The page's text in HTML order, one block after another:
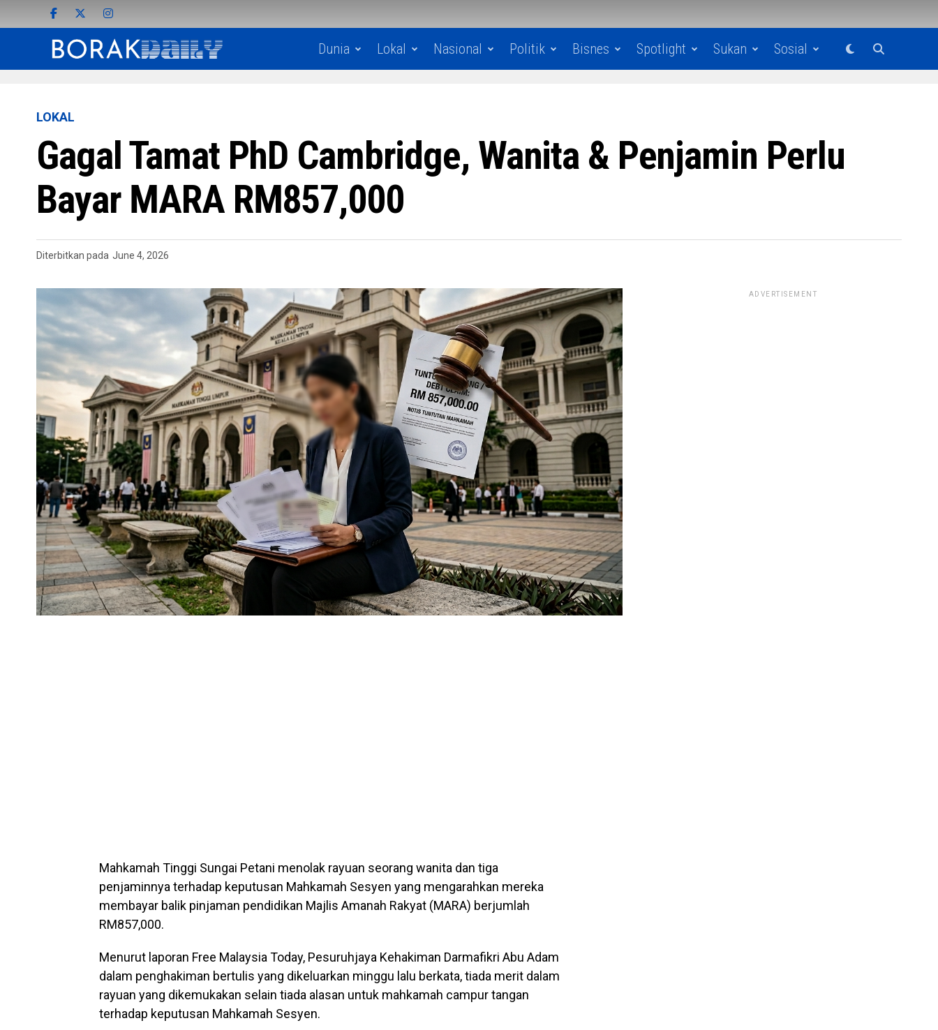
Dunia Lokal Nasional Politik Bisnes Spotlight Sukan Sosial
LOKAL
Gagal Tamat PhD Cambridge, Wanita & Penjamin Perlu
Bayar MARA RM857,000
Diterbitkan pada June 4, 2026
Mahkamah Tinggi Sungai Petani menolak rayuan seorang wanita dan tiga
penjaminnya terhadap keputusan Mahkamah Sesyen yang mengarahkan mereka
membayar balik pinjaman pendidikan Majlis Amanah Rakyat (MARA) berjumlah
RM857,000.
Menurut laporan Free Malaysia Today, Pesuruhjaya Kehakiman Darmafikri Abu Adam
dalam penghakiman bertulis yang dikeluarkan minggu lalu berkata, tiada merit dalam
rayuan yang dikemukakan selain tiada alasan untuk mahkamah campur tangan
terhadap keputusan Mahkamah Sesyen.
ADVERTISEMENT